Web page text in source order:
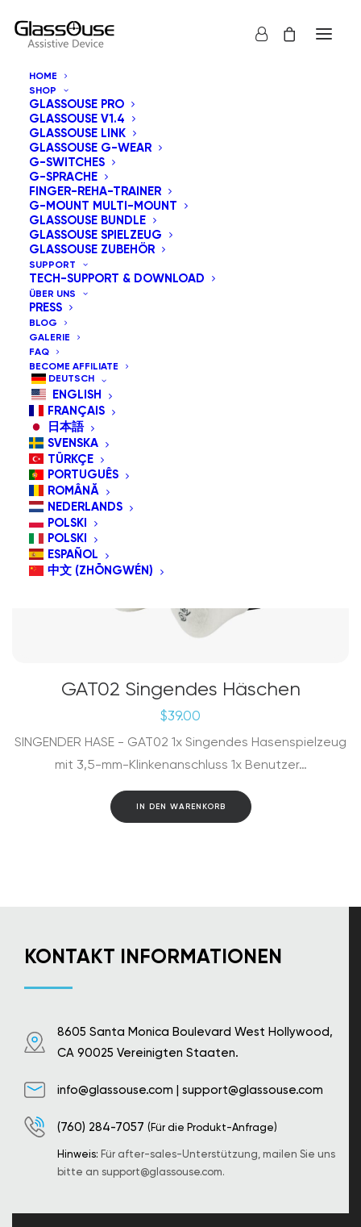
HOME
SHOP
GLASSOUSE PRO
GLASSOUSE V1.4
GLASSOUSE LINK
GLASSOUSE G-WEAR
G-SWITCHES
G-SPRACHE
FINGER-REHA-TRAINER
G-MOUNT MULTI-MOUNT
GLASSOUSE BUNDLE
GLASSOUSE SPIELZEUG
GLASSOUSE ZUBEHÖR
SUPPORT
TECH-SUPPORT & DOWNLOAD
ÜBER UNS
PRESS
BLOG
GALERIE
FAQ
BECOME AFFILIATE
DEUTSCH
ENGLISH
FRANÇAIS
日本語
SVENSKA
TÜRKÇE
PORTUGUÊS
ROMÂNĂ
NEDERLANDS
POLSKI
POLSKI
ESPAÑOL
中文 (ZHŌNGWÉN)
Alle anzeigen
Nach Aktualität sortieren
Standardsortierung
Nach Beliebtheit sortiert
Nach Preis sortieren: absteigend
GAT02 Singendes Häschen
$39.00
SINGENDER HASE - GAT02 1x Singendes Hasenspielzeug
mit 3,5-mm-Klinkenanschluss 1x Benutzer…
IN DEN WARENKORB
KONTAKT INFORMATIONEN
8605 Santa Monica Boulevard West Hollywood,
CA 90025 Vereinigten Staaten.
info@glassouse.com | support@glassouse.com
(760) 284-7057 (Für die Produkt-Anfrage)
Hinweis: Für after-sales-Unterstützung, mailen Sie uns
bitte an support@glassouse.com.